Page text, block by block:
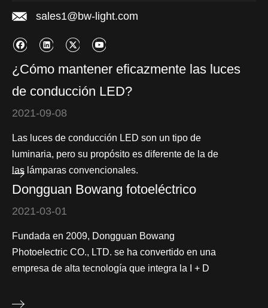
sales1@bw-light.com
¿Cómo mantener eficazmente las luces
de conducción LED?
2021-09-08
Las luces de conducción LED son un tipo de
luminaria, pero su propósito es diferente de la de
las lámparas convencionales.
Dongguan Bowang fotoeléctrico
2021-03-01
Fundada en 2009, Dongguan Bowang
Photoelectric CO., LTD. se ha convertido en una
empresa de alta tecnología que integra la I + D